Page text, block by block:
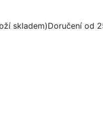
skladem)Doručení od